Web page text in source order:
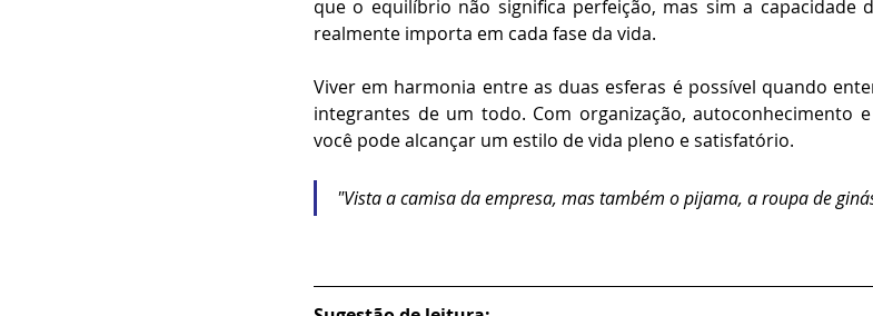
que o equilíbrio não significa perfeição, mas sim a capacidade
realmente importa em cada fase da vida.
Viver em harmonia entre as duas esferas é possível quando
integrantes de um todo. Com organização, autoconhecimento
você pode alcançar um estilo de vida pleno e satisfatório.
"Vista a camisa da empresa, mas também o pijama, a roupa de